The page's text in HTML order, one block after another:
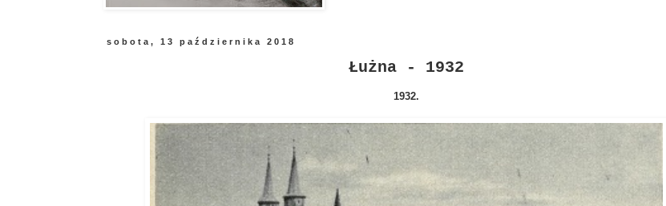
sobota, 13 października 2018
Łużna - 1932
1932.